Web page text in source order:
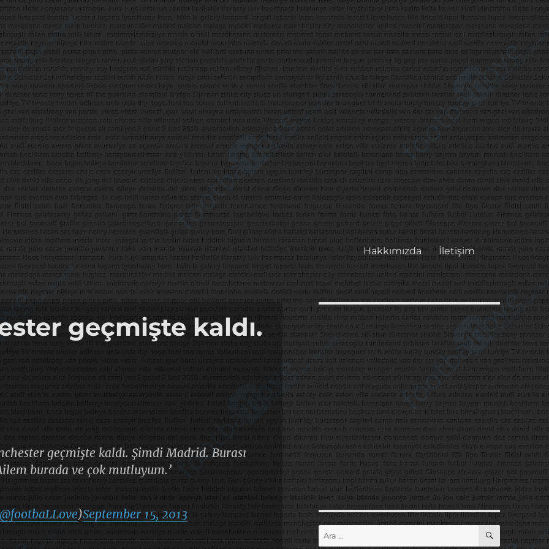
Hakkımızda İletişim
geçmişte kaldı.
geçmişte kaldı. Şimdi Madrid. Burası
burada ve çok mutluyum.’
)September 15, 2013
Ara: ARA